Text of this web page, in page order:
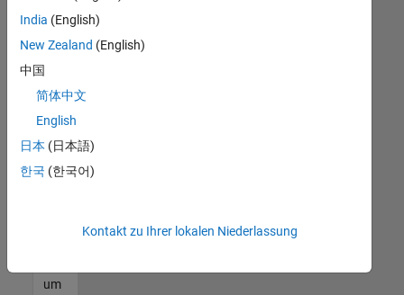
offenen
Stellen
können,
die
Ihren
entsprechen,
werden
unseres
um
India (English)
New Zealand (English)
中国
简体中文
English
日本 (日本語)
한국 (한국어)
Kontakt zu Ihrer lokalen Niederlassung